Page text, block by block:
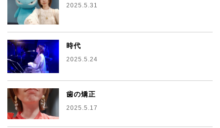
2025.5.31
時代
2025.5.24
歯の矯正
2025.5.17